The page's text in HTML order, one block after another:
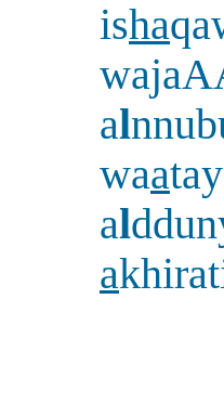
isha
al
waa
al
a